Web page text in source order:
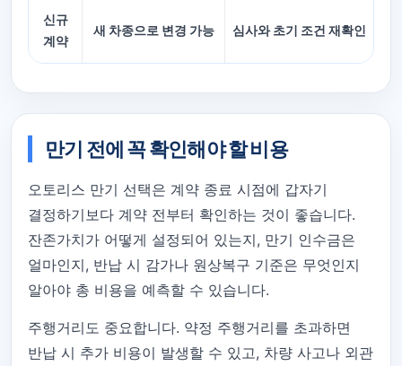
신규
계약
새 차종으로 변경 가능 심사와 초기 조건 재확인
만기 전에 꼭 확인해야 할 비용
오토리스 만기 선택은 계약 종료 시점에 갑자기
결정하기보다 계약 전부터 확인하는 것이 좋습니다.
잔존가치가 어떻게 설정되어 있는지, 만기 인수금은
얼마인지, 반납 시 감가나 원상복구 기준은 무엇인지
알아야 총 비용을 예측할 수 있습니다.
주행거리도 중요합니다. 약정 주행거리를 초과하면
반납 시 추가 비용이 발생할 수 있고, 차량 사고나 외관